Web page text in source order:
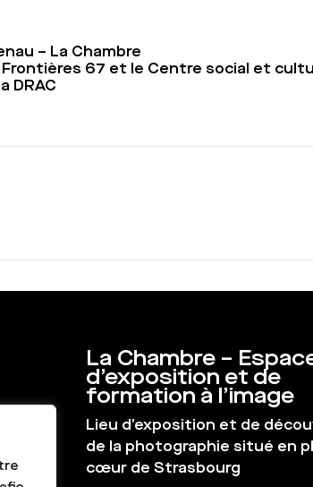
– La Chambre
67 et le Centre social et
DRAC
La Chambre –
d’exposition et de
formation à l’image
Lieu d’exposition et de
de la photographie situé en
cœur de Strasbourg